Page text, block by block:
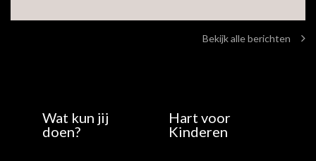
Bekijk alle berichten
Wat kun jij
doen?
Hart voor
Kinderen